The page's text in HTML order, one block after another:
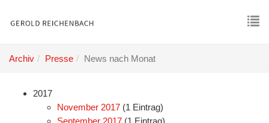
Archiv Presse News nach Monat
2017
November 2017 (1 Eintrag)
September 2017 (1 Eintrag)